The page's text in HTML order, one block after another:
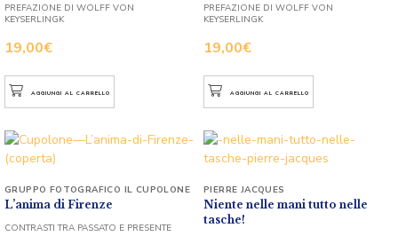
19,00€
PREFAZIONE DI WOLFF VON
KEYSERLINGK
AGGIUNGI AL CARRELLO
19,00€
PREFAZIONE DI WOLFF VON
KEYSERLINGK
AGGIUNGI AL CARRELLO
L’anima di Firenze
GRUPPO FOTOGRAFICO IL CUPOLONE
CONTRASTI TRA PASSATO E PRESENTE
Niente nelle mani tutto nelle
tasche!
PIERRE JACQUES